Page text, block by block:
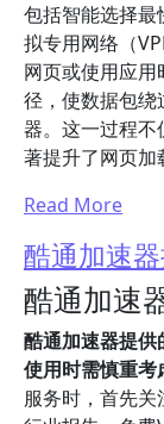
包括智能选择最
拟专用网络（
网页或使用应
径，使数据包绕
器。这一过程不
著提升了网页加
Read More
酷通加速
酷通加速
酷通加速器提
使用时需慎重考
服务时，首先